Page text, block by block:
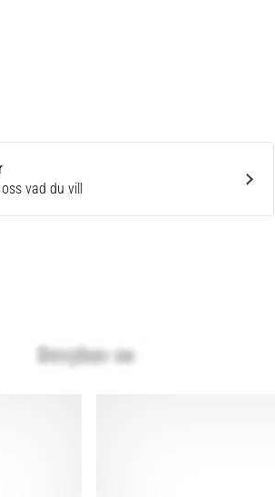
vad du vill